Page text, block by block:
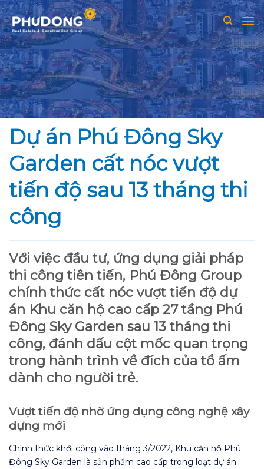
Skip
to
content
Dự án Phú Đông Sky
Garden cất nóc vượt
tiến độ sau 13 tháng thi
công
Với việc đầu tư, ứng dụng giải pháp
thi công tiên tiến, Phú Đông Group
chính thức cất nóc vượt tiến độ dự
án Khu căn hộ cao cấp 27 tầng Phú
Đông Sky Garden sau 13 tháng thi
công, đánh dấu cột mốc quan trọng
trong hành trình về đích của tổ ấm
dành cho người trẻ.
Vượt tiến độ nhờ ứng dụng công nghệ xây
dựng mới
Chính thức khởi công vào tháng 3/2022, Khu căn hộ Phú
Đông Sky Garden là sản phẩm cao cấp trong loạt dự án